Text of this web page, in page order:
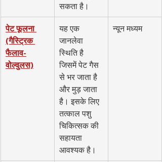
सकता है।
पेट फूलना
(गैस्ट्रिक
फैलाव-
वोल्वुलस)
यह एक
जानलेवा
स्थिति है
जिसमें पेट गैस
से भर जाता है
और मुड़ जाता
है। इसके लिए
तत्काल पशु
चिकित्सक की
सहायता
आवश्यक है।
न्यून मध्यम